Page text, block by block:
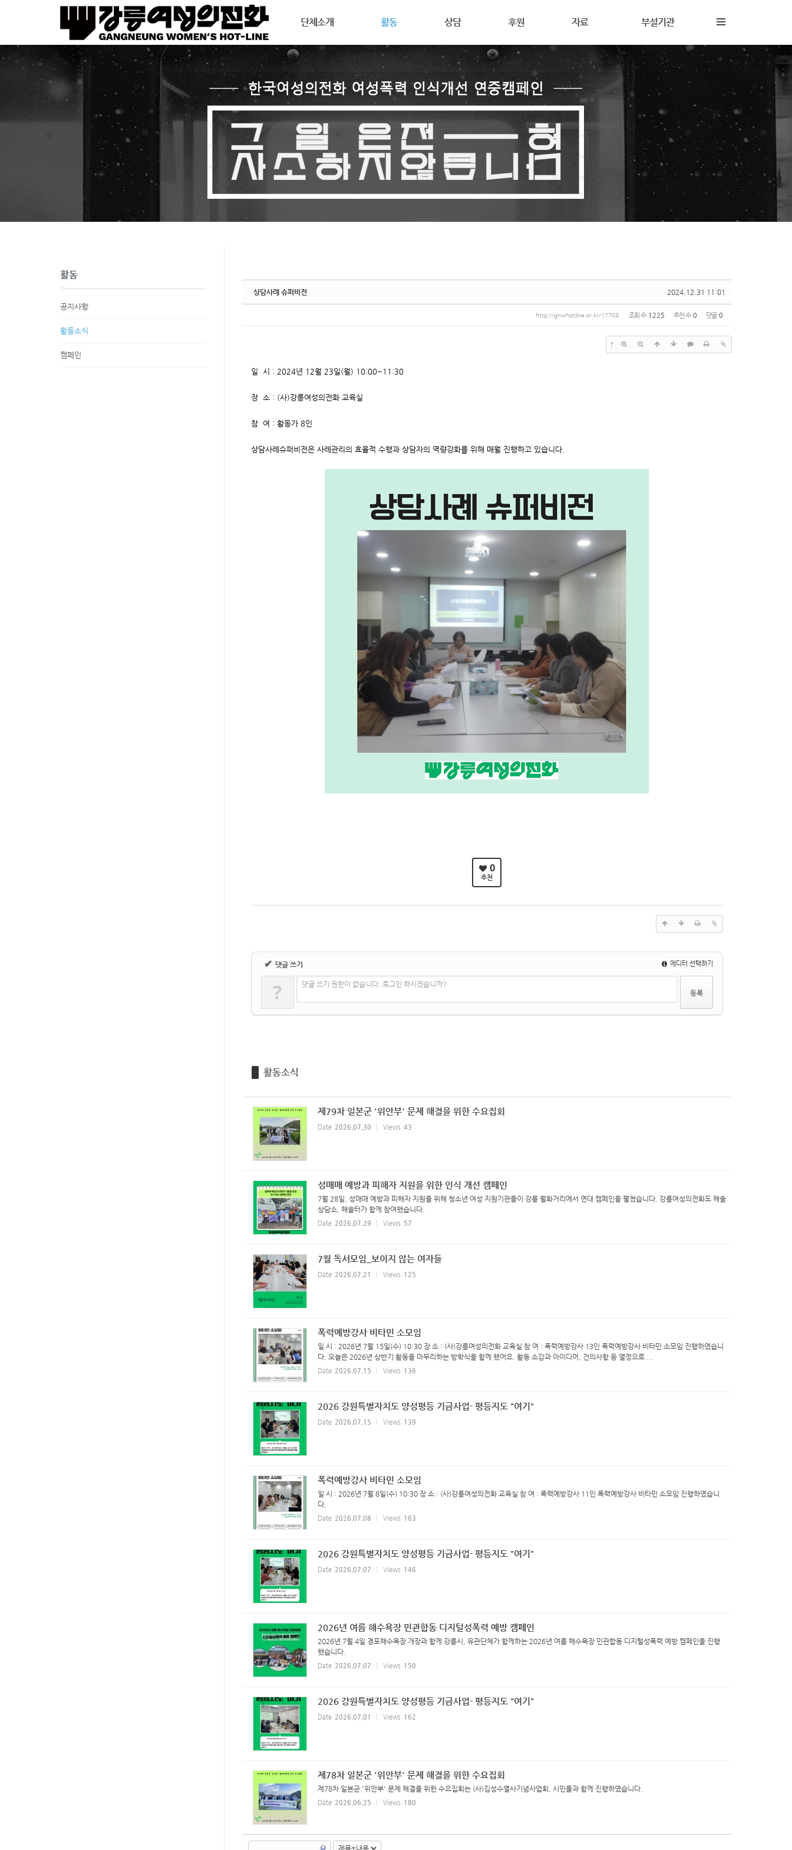
단체소개
강릉여성의전화는
목표
조직도
오시는길
활동
캠페인
상담
상담안내
여성주의상담이란
온라인 상담
후원
후원안내
회원활동
자원활동
자료
재정보고
갤러리
부설기관
해솔상담소
2024.12.31 11:01
상담사례 슈퍼비전
http://gnwhotline.or.kr/17703 조회 수 1225 추천 수 0 댓글 0
?
일 시 : 2024년 12월 23일(월) 10:00~11:30
장 소 : (사)강릉여성의전화 교육실
참 여 : 활동가 8인
상담사례슈퍼비전은 사례관리의 효율적 수행과 상담자의 역량강화를 위해 매월 진행하고 있습니다.
0
추천
✔ 댓글 쓰기 에디터 선택하기
? 댓글 쓰기 권한이 없습니다. 로그인 하시겠습니까?
활동소식
제79차 일본군 '위안부' 문제 해결을 위한 수요집회
Date 2026.07.30 Views 43
성매매 예방과 피해자 지원을 위한 인식 개선 캠페인
7월 28일, 성매매 예방과 피해자 지원을 위해 청소년·여성 지원기관들이 강릉 월화거리에서 연대 캠페인을 펼쳤습니다. 강릉여성의전화도 해솔
상담소, 해솔터가 함께 참여했습니다.
Date 2026.07.29 Views 57
7월 독서모임_보이지 않는 여자들
Date 2026.07.21 Views 125
폭력예방강사 비타민 소모임
일 시 : 2026년 7월 15일(수) 10:30 장 소 : (사)강릉여성의전화 교육실 참 여 : 폭력예방강사 13인 폭력예방강사 비타민 소모임 진행하였습니
다. 오늘은 2026년 상반기 활동을 마무리하는 방학식을 함께 했어요. 활동 소감과 아이디어, 건의사항 등 열정으로 ...
Date 2026.07.15 Views 136
2026 강원특별자치도 양성평등 기금사업- 평등지도 "여기"
Date 2026.07.15 Views 139
폭력예방강사 비타민 소모임
일 시 : 2026년 7월 8일(수) 10:30 장 소 : (사)강릉여성의전화 교육실 참 여 : 폭력예방강사 11인 폭력예방강사 비타민 소모임 진행하였습니
다.
Date 2026.07.08 Views 163
2026 강원특별자치도 양성평등 기금사업- 평등지도 "여기"
Date 2026.07.07 Views 146
2026년 여름 해수욕장 민관합동 디지털성폭력 예방 캠페인
2026년 7월 4일 경포해수욕장 개장과 함께 강릉시, 유관단체가 함께하는 2026년 여름 해수욕장 민관합동 디지털성폭력 예방 캠페인을 진행
했습니다.
Date 2026.07.07 Views 150
2026 강원특별자치도 양성평등 기금사업- 평등지도 "여기"
Date 2026.07.01 Views 162
제78차 일본군 '위안부' 문제 해결을 위한 수요집회
제78차 일본군 '위안부' 문제 해결을 위한 수요집회는 (사)김성수열사기념사업회, 시민들과 함께 진행하였습니다.
Date 2026.06.25 Views 180
활동
공지사항
활동소식
캠페인